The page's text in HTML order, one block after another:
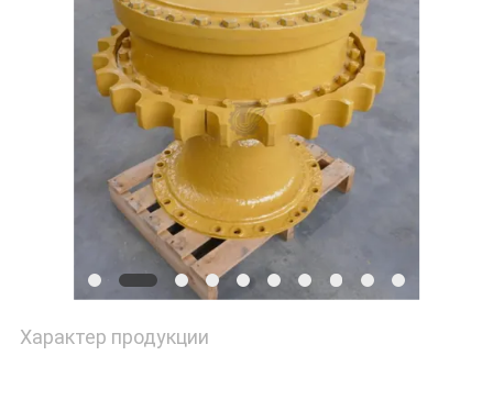
ПОЛИТИКА
УЕДИНЕНИЯ
Характер продукции